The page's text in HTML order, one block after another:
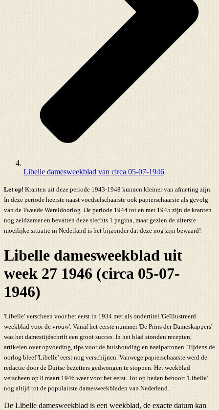
Libelle damesweekblad van circa 05-07-1946
Let op! Kranten uit deze periode 1943-1948 kunnen kleiner van afmeting zijn.
In deze periode heerste naast voedselschaarste ook papierschaarste als gevolg
van de Tweede Wereldoorlog. De periode 1944 tot en met 1945 zijn de kranten
nog zeldzamer en bevatten deze slechts 1 pagina, maar gezien de uiterste
moeilijke situatie in Nederland is het bijzonder dat deze nog zijn bewaard!
Libelle damesweekblad uit
week 27 1946 (circa 05-07-
1946)
'Libelle' verscheen voor het eerst in 1934 met als ondertitel 'Geïllustreerd
weekblad voor de vrouw'. Vanaf het eerste nummer 'De Prins der Dameskappers'
was het damestijdschrift een groot succes. In het blad stonden recepten,
artikelen over opvoeding, tips voor de huishouding en naaipatronen. Tijdens de
oorlog bleef 'Libelle' eerst nog verschijnen. Vanwege papierschaarste werd de
redactie door de Duitse bezetters gedwongen te stoppen. Het weekblad
verscheen op 8 maart 1946 weer voor het eerst. Tot op heden behoort 'Libelle'
nog altijd tot de populairste damesweekbladen van Nederland.
De Libelle damesweekblad is een weekblad, de exacte datum kan